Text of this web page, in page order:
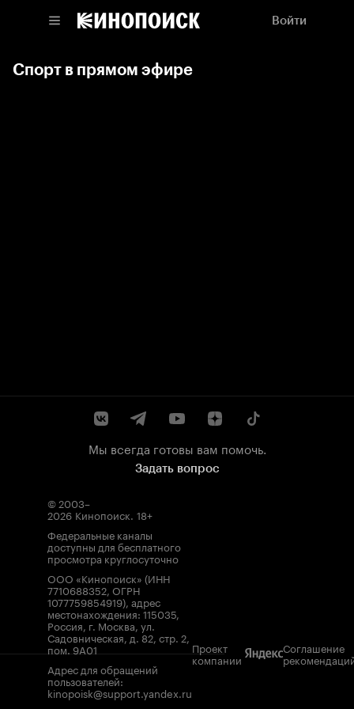
Войти
Спорт в прямом эфире
Мы всегда готовы вам помочь.
Задать вопрос
© 2003–
2026 Кинопоиск. 18+
Федеральные каналы
доступны для бесплатного
просмотра круглосуточно
ООО «Кинопоиск» (ИНН
7710688352, ОГРН
1077759854919), адрес
местонахождения: 115035,
Россия, г. Москва, ул.
Садовническая, д. 82, стр. 2,
пом. 9А01
Адрес для обращений
пользователей:
kinopoisk@support.yandex.ru
Проект
компании
Соглашение